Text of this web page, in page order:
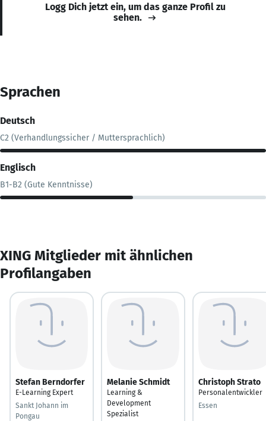
Logg Dich jetzt ein, um das ganze Profil zu
sehen.
Sprachen
Deutsch
C2 (Verhandlungssicher / Muttersprachlich)
Englisch
B1-B2 (Gute Kenntnisse)
XING Mitglieder mit ähnlichen
Profilangaben
Stefan Berndorfer
E-Learning Expert
Sankt Johann im
Pongau
Melanie Schmidt
Learning &
Development
Spezialist
Christoph Strato
Personalentwickler
Essen